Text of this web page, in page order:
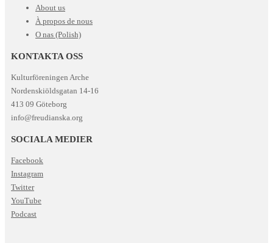
About us
À propos de nous
O nas (Polish)
KONTAKTA OSS
Kulturföreningen Arche
Nordenskiöldsgatan 14-16
413 09 Göteborg
info@freudianska.org
SOCIALA MEDIER
Facebook
Instagram
Twitter
YouTube
Podcast